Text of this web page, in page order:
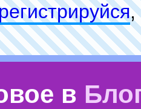
,
в